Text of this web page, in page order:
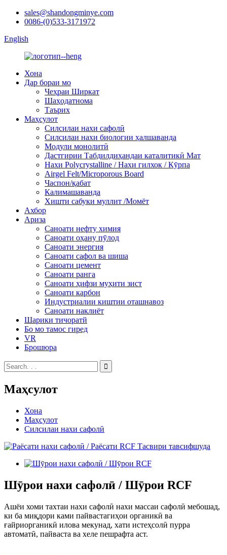
sales@shandongminye.com
0086-(0)533-3171972
English
Хона
Дар бораи мо
Чеҳраи Ширкат
Шаҳодатнома
Таърих
Маҳсулот
Силсилаи нахи сафолӣ
Силсилаи нахи биологии ҳалшаванда
Модули монолитӣ
Дастгирии Табдилдиҳандаи каталитикӣ Мат
Нахи Polycrystalline / Нахи гилхок / Кӯрпа
Airgel Felt/Microporous Board
Часпон/қабат
Калимашаванда
Хишти сабуки муллит /Момёт
Ахбор
Ариза
Саноати нефту химия
Саноати оҳану пӯлод
Саноати энергия
Саноати сафол ва шиша
Саноати цемент
Саноати ранга
Саноати ҳифзи муҳити зист
Саноати карбон
Индустриалии киштии оташнавоз
Саноати наклиёт
Шарики тичоратй
Бо мо тамос гиред
VR
Брошюра
Маҳсулот
Хона
Маҳсулот
Силсилаи нахи сафолӣ
Шӯрои нахи сафолӣ / Шӯрои RCF
Ашёи хоми тахтаи нахи сафолӣ нахи массаи сафолӣ мебошад,
ки ба миқдори ками пайвастагиҳои органикӣ ва
ғайриорганикӣ илова мекунад, хати истеҳсолӣ пурра
автоматӣ, пайваста ва хеле пешрафта аст.